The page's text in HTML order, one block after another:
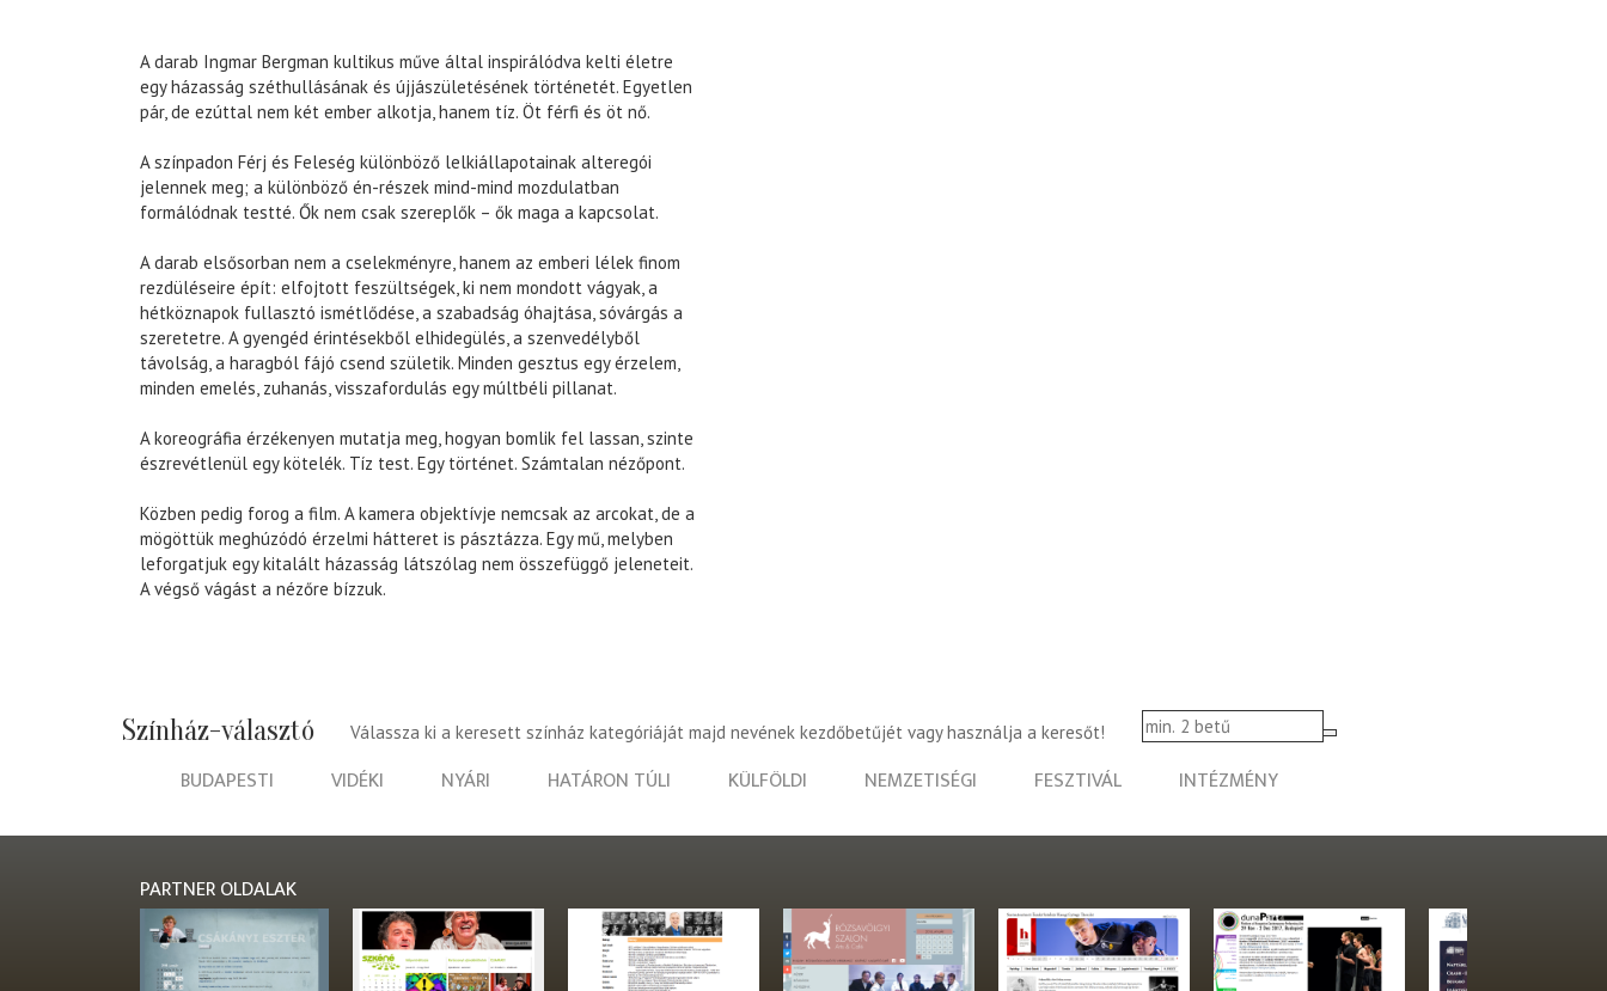
A darab Ingmar Bergman kultikus műve által inspirálódva kelti életre
egy házasság széthullásának és újjászületésének történetét. Egyetlen
pár, de ezúttal nem két ember alkotja, hanem tíz. Öt férfi és öt nő.
A színpadon Férj és Feleség különböző lelkiállapotainak alteregói
jelennek meg; a különböző én-részek mind-mind mozdulatban
formálódnak testté. Ők nem csak szereplők – ők maga a kapcsolat.
A darab elsősorban nem a cselekményre, hanem az emberi lélek finom
rezdüléseire épít: elfojtott feszültségek, ki nem mondott vágyak, a
hétköznapok fullasztó ismétlődése, a szabadság óhajtása, sóvárgás a
szeretetre. A gyengéd érintésekből elhidegülés, a szenvedélyből
távolság, a haragból fájó csend születik. Minden gesztus egy érzelem,
minden emelés, zuhanás, visszafordulás egy múltbéli pillanat.
A koreográfia érzékenyen mutatja meg, hogyan bomlik fel lassan, szinte
észrevétlenül egy kötelék. Tíz test. Egy történet. Számtalan nézőpont.
Közben pedig forog a film. A kamera objektívje nemcsak az arcokat, de a
mögöttük meghúzódó érzelmi hátteret is pásztázza. Egy mű, melyben
leforgatjuk egy kitalált házasság látszólag nem összefüggő jeleneteit.
A végső vágást a nézőre bízzuk.
Színház-választó Válassza ki a keresett színház kategóriáját majd nevének kezdőbetűjét vagy használja a keresőt!
BUDAPESTI VIDÉKI NYÁRI HATÁRON TÚLI KÜLFÖLDI NEMZETISÉGI FESZTIVÁL INTÉZMÉNY
PARTNER OLDALAK